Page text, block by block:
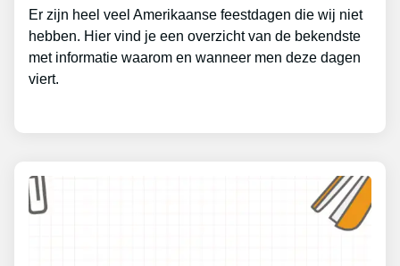
Er zijn heel veel Amerikaanse feestdagen die wij niet
hebben. Hier vind je een overzicht van de bekendste
met informatie waarom en wanneer men deze dagen
viert.